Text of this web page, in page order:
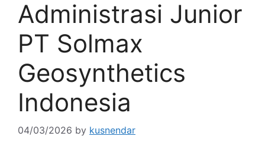
Administrasi Junior
PT Solmax
Geosynthetics
Indonesia
04/03/2026 by kusnendar